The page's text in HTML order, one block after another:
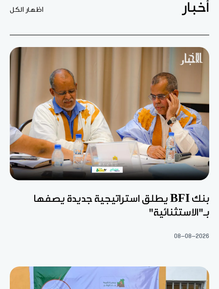
أخبار اظهار الكل
بنك BFI يطلق استراتيجية جديدة يصفها
بـ"الاستثنائية"
08-08-2026